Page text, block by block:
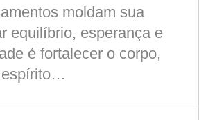
moldam sua
equilíbrio, esperança e
é fortalecer o corpo,
espírito…